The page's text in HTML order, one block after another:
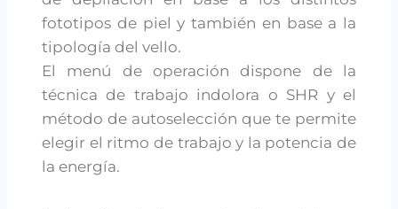
fototipos de piel y también en base a la
tipología del vello.
El menú de operación dispone de la
técnica de trabajo indolora o SHR y el
método de autoselección que te permite
elegir el ritmo de trabajo y la potencia de
la energía.